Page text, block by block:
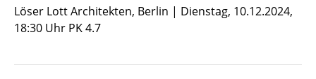
Löser Lott Architekten, Berlin | Dienstag, 10.12.2024,
18:30 Uhr PK 4.7